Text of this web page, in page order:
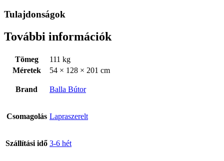
Tulajdonságok
További információk
Tömeg
111 kg
Méretek
54 × 128 × 201 cm
Brand Balla Bútor
Csomagolás Lapraszerelt
Szállítási idő 3-6 hét